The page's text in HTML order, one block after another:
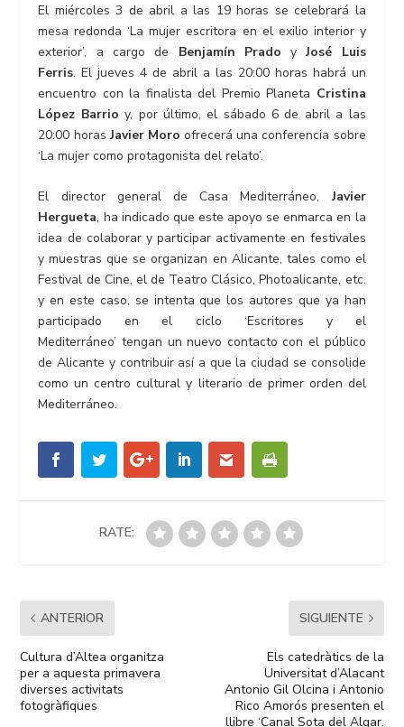
El miércoles 3 de abril a las 19 horas se celebrará la
mesa redonda ‘La mujer escritora en el exilio interior y
exterior’, a cargo de Benjamín Pradoy José Luis
Ferris. El jueves 4 de abril a las 20:00 horas habrá un
encuentro con la finalista del Premio Planeta Cristina
López Barrio y, por último, el sábado 6 de abril a las
20:00 horasJavier Moro ofrecerá una conferencia sobre
‘La mujer como protagonista del relato’.
El director general de Casa Mediterráneo,Javier
Hergueta, ha indicado que este apoyo se enmarca en la
idea de colaborar y participar activamente en festivales
y muestras que se organizan en Alicante, tales como el
Festival de Cine, el de Teatro Clásico, Photoalicante, etc.
y en este caso, se intenta que los autores que ya han
participado en el ciclo ‘Escritores y el
Mediterráneo’ tengan un nuevo contacto con el público
de Alicante y contribuir así a que la ciudad se consolide
como un centro cultural y literario de primer orden del
Mediterráneo.
RATE:
ANTERIOR
Cultura d’Altea organitza
per a aquesta primavera
diverses activitats
fotogràfiques
SIGUIENTE
Els catedràtics de la
Universitat d’Alacant
Antonio Gil Olcina i Antonio
Rico Amorós presenten el
llibre ‘Canal Sota del Algar.